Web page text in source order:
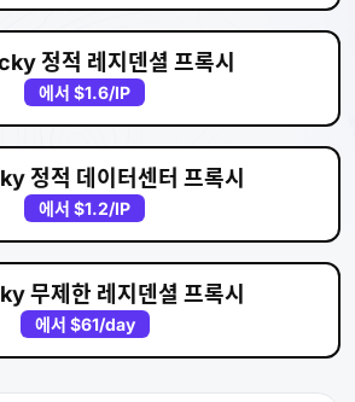
정적 레지덴셜 프록시
에서 $1.6/IP
정적 데이터센터 프록시
에서 $1.2/IP
무제한 레지덴셜 프록시
에서 $61/day